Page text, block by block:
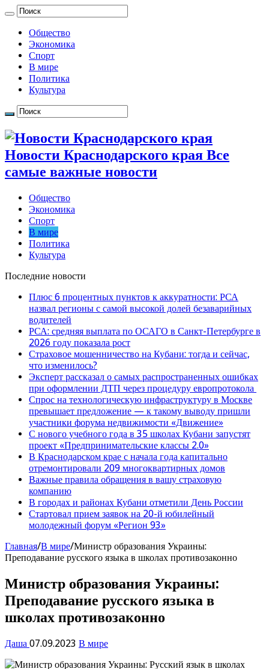
Общество
Экономика
Спорт
В мире
Политика
Культура
Новости Краснодарского края Все
самые важные новости
Общество
Экономика
Спорт
В мире
Политика
Культура
Последние новости
Плюс 6 процентных пунктов к аккуратности: РСА
назвал регионы с самой высокой долей безаварийных
водителей
РСА: средняя выплата по ОСАГО в Санкт-Петербурге в
2026 году показала рост
Страховое мошенничество на Кубани: тогда и сейчас,
что изменилось?
Эксперт рассказал о самых распространенных ошибках
при оформлении ДТП через процедуру европротокола
Спрос на технологическую инфраструктуру в Москве
превышает предложение — к такому выводу пришли
участники форума недвижимости «Движение»
С нового учебного года в 35 школах Кубани запустят
проект «Предпринимательские классы 2.0»
В Краснодарском крае с начала года капитально
отремонтировали 209 многоквартирных домов
Важные правила обращения в вашу страховую
компанию
В городах и районах Кубани отметили День России
Стартовал прием заявок на 20-й юбилейный
молодежный форум «Регион 93»
Главная/В мире/Министр образования Украины:
Преподавание русского языка в школах противозаконно
Министр образования Украины:
Преподавание русского языка в
школах противозаконно
Даша 07.09.2023 В мире